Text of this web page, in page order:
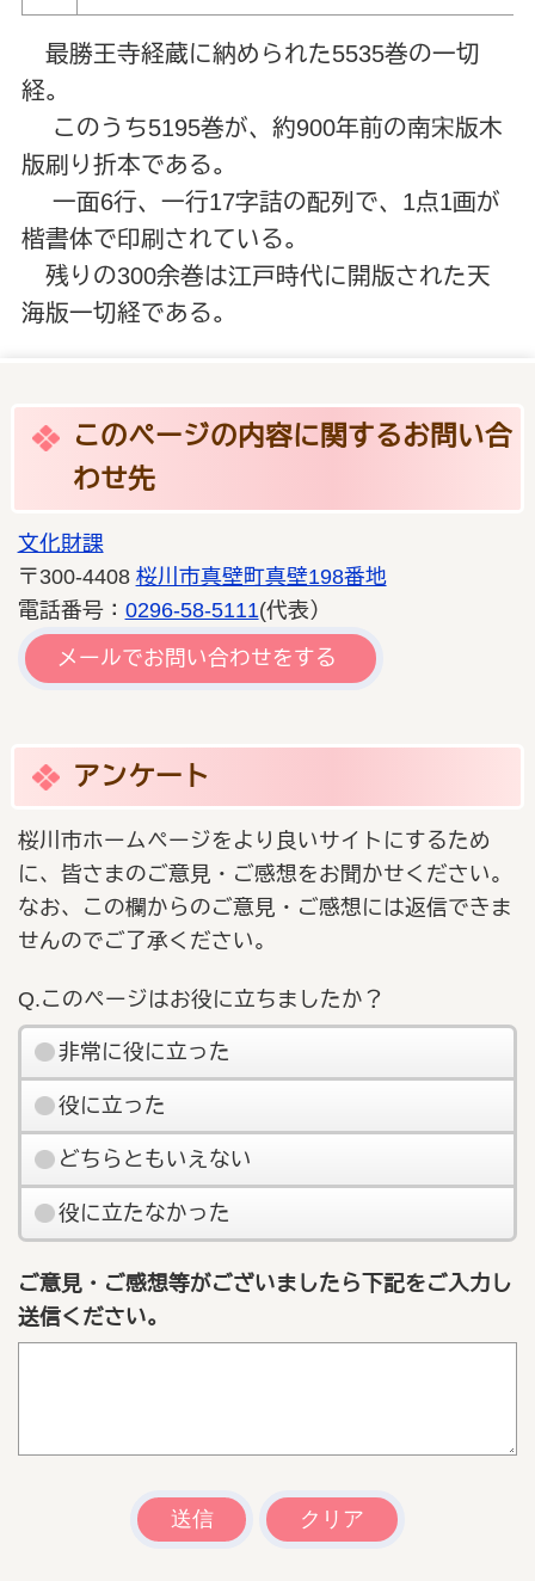
最勝王寺経蔵に納められた5535巻の一切
経。
このうち5195巻が、約900年前の南宋版木
版刷り折本である。
一面6行、一行17字詰の配列で、1点1画が
楷書体で印刷されている。
残りの300余巻は江戸時代に開版された天
海版一切経である。
このページの内容に関するお問い合
わせ先
文化財課
〒300-4408 桜川市真壁町真壁198番地
電話番号： 0296-58-5111(代表）
メールでお問い合わせをする
アンケート
桜川市ホームページをより良いサイトにするため
に、皆さまのご意見・ご感想をお聞かせください。
なお、この欄からのご意見・ご感想には返信できま
せんのでご了承ください。
Q.このページはお役に立ちましたか？
非常に役に立った
役に立った
どちらともいえない
役に立たなかった
ご意見・ご感想等がございましたら下記をご入力し
送信ください。